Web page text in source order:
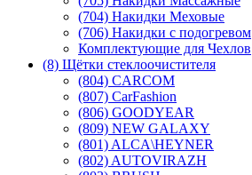
(704) Накидки Меховые
(706) Накидки с подогревом
Комплектующие для Чехлов
(8) Щётки стеклоочистителя
(804) CARCOM
(807) CarFashion
(806) GOODYEAR
(809) NEW GALAXY
(801) ALCA\HEYNER
(802) AUTOVIRAZH